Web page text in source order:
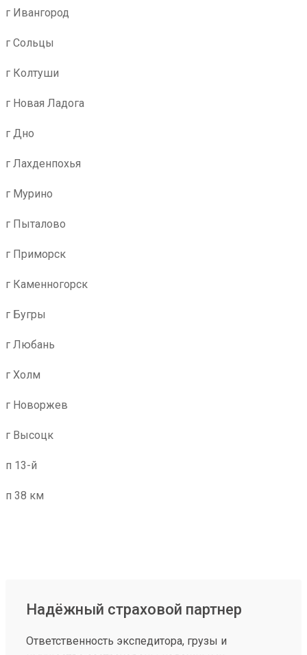
г Ивангород
г Сольцы
г Колтуши
г Новая Ладога
г Дно
г Лахденпохья
г Мурино
г Пыталово
г Приморск
г Каменногорск
г Бугры
г Любань
г Холм
г Новоржев
г Высоцк
п 13-й
п 38 км
Надёжный страховой партнер
Ответственность экспедитора, грузы и